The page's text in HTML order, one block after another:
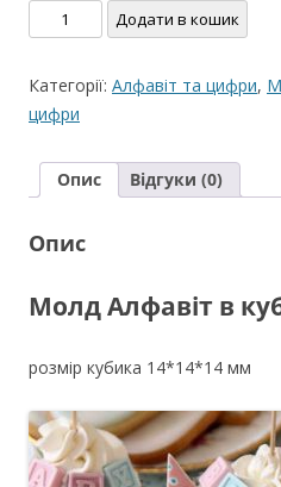
Молд
Алфавіт
кубиках
14*14
кількість
Додати в кошик
Категорії: Алфавіт та цифри,
цифри
Опис Відгуки (0)
Опис
Молд Алфавіт в
розмір кубика 14*14*14 мм